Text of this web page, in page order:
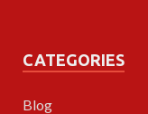
CATEGORIES
Blog